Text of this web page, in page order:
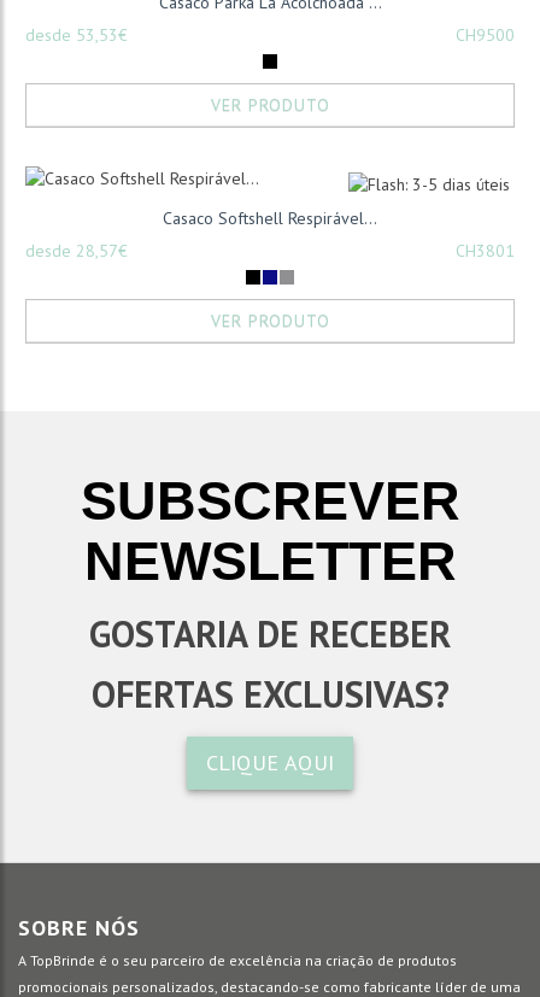
desde 53,53€
CH9500
VER PRODUTO
Casaco Softshell Respirável...
desde 28,57€
CH3801
VER PRODUTO
SUBSCREVER
NEWSLETTER
GOSTARIA DE RECEBER
OFERTAS EXCLUSIVAS?
CLIQUE AQUI
SOBRE NÓS
A TopBrinde é o seu parceiro de excelência na criação de produtos
promocionais personalizados, destacando-se como fabricante líder de uma